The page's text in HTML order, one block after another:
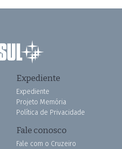
Expediente
Expediente
Projeto Memória
Política de Privacidade
Fale conosco
Fale com o Cruzeiro